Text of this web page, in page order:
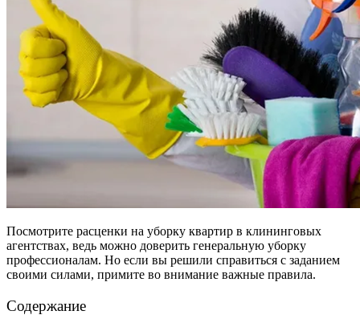
Посмотрите расценки на уборку квартир в клининговых
агентствах, ведь можно доверить генеральную уборку
профессионалам. Но если вы решили справиться с заданием
своими силами, примите во внимание важные правила.
Содержание